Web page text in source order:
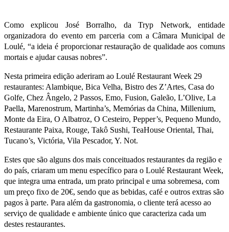
Como explicou José Borralho, da Tryp Network, entidade
organizadora do evento em parceria com a Câmara Municipal de
Loulé, “a ideia é proporcionar restauração de qualidade aos comuns
mortais e ajudar causas nobres”.
Nesta primeira edição aderiram ao Loulé Restaurant Week 29
restaurantes: Alambique, Bica Velha, Bistro des Z’Artes, Casa do
Golfe, Chez Ângelo, 2 Passos, Emo, Fusion, Galeão, L’Olive, La
Paella, Marenostrum, Martinha’s, Memórias da China, Millenium,
Monte da Eira, O Albatroz, O Cesteiro, Pepper’s, Pequeno Mundo,
Restaurante Paixa, Rouge, Takô Sushi, TeaHouse Oriental, Thai,
Tucano’s, Victória, Vila Pescador, Y. Not.
Estes que são alguns dos mais conceituados restaurantes da região e
do país, criaram um menu específico para o Loulé Restaurant Week,
que integra uma entrada, um prato principal e uma sobremesa, com
um preço fixo de 20€, sendo que as bebidas, café e outros extras são
pagos à parte. Para além da gastronomia, o cliente terá acesso ao
serviço de qualidade e ambiente único que caracteriza cada um
destes restaurantes.